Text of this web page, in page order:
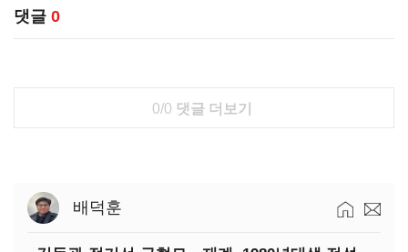
댓글 0
0/0 댓글 더보기
배덕훈